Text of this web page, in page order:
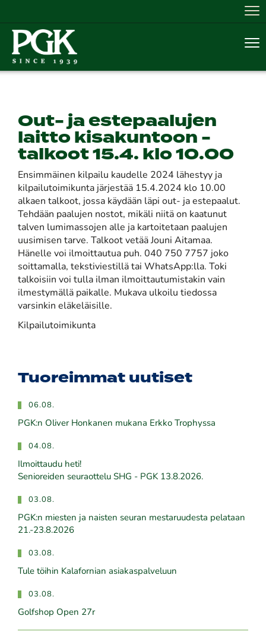
Out- ja estepaalujen
laitto kisakuntoon -
talkoot 15.4. klo 10.00
Ensimmäinen kilpailu kaudelle 2024 lähestyy ja
kilpailutoimikunta järjestää 15.4.2024 klo 10.00
alkaen talkoot, jossa käydään läpi out- ja estepaalut.
Tehdään paalujen nostot, mikäli niitä on kaatunut
talven lumimassojen alle ja kartoitetaan paalujen
uusimisen tarve. Talkoot vetää Jouni Aitamaa.
Hänelle voi ilmoittautua puh. 040 750 7757 joko
soittamalla, tekstiviestillä tai WhatsApp:lla. Toki
talkoisiin voi tulla ilman ilmoittautumistakin vain
ilmestymällä paikalle. Mukava ulkoilu tiedossa
varsinkin eläkeläisille.
Kilpailutoimikunta
Tuoreimmat uutiset
06.08.
PGK:n Oliver Honkanen mukana Erkko Trophyssa
04.08.
Ilmoittaudu heti!
​​​​​​​Senioreiden seuraottelu SHG - PGK 13.8.2026.
03.08.
PGK:n miesten ja naisten seuran mestaruudesta pelataan
21.-23.8.2026
03.08.
Tule töihin Kalafornian asiakaspalveluun
03.08.
Golfshop Open 27r